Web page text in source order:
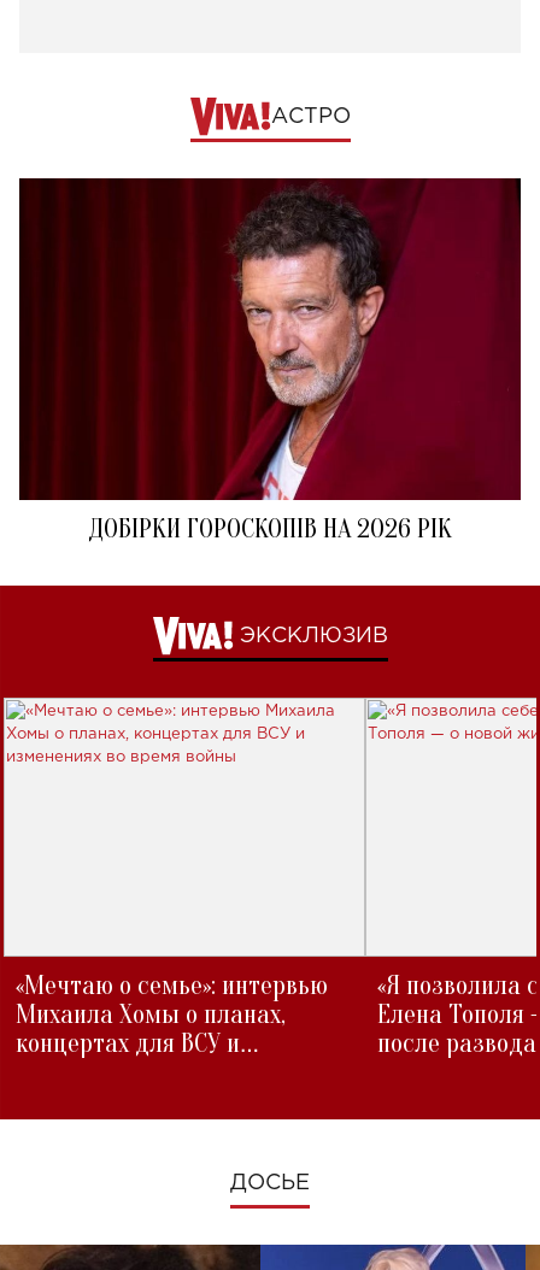
АСТРО
ДОБІРКИ ГОРОСКОПІВ НА 2026 РІК
ЭКСКЛЮЗИВ
«Мечтаю о семье»: интервью
Михаила Хомы о планах,
концертах для ВСУ и
«Я позволила
Елена Тополя
после развода
ДОСЬЕ